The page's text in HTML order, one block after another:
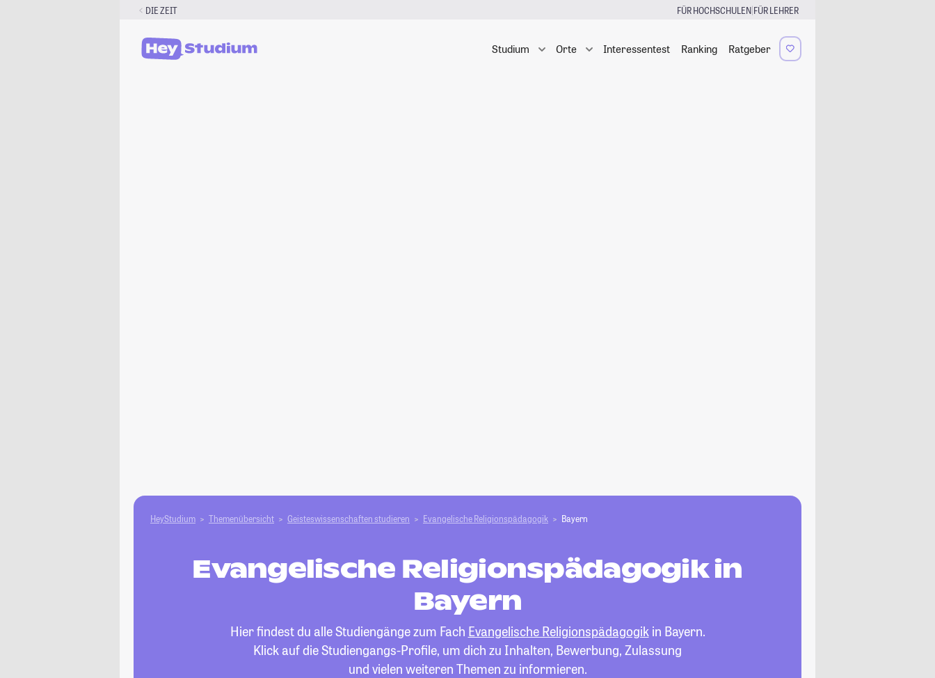
DIE ZEIT FÜR HOCHSCHULEN|FÜR LEHRER
Studium Orte Interessentest Ranking Ratgeber
HeyStudium Themenübersicht Geisteswissenschaften studieren Evangelische Religionspädagogik Bayern
Evangelische Religionspädagogik in
Bayern
Hier findest du alle Studiengänge zum Fach Evangelische Religionspädagogikin Bayern.
Klick auf die Studiengangs-Profile, um dich zu Inhalten, Bewerbung, Zulassung
und vielen weiteren Themen zu informieren.